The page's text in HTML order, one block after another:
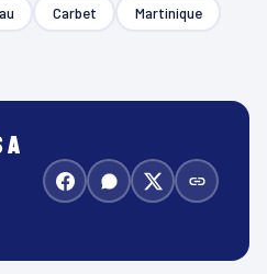
Carbet Martinique
A